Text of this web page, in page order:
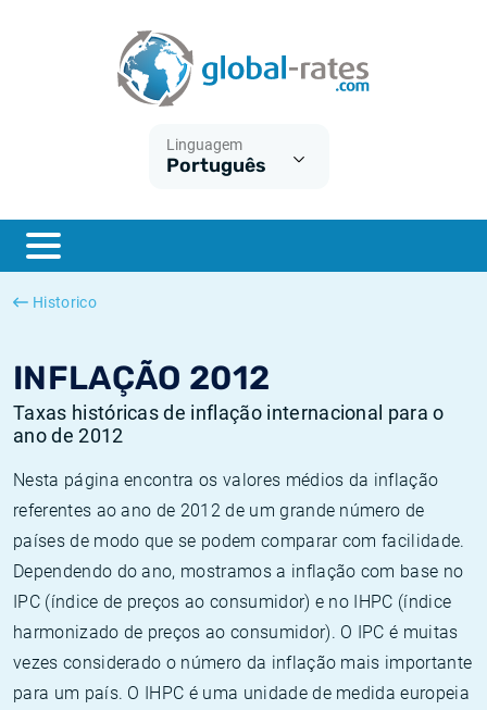
Linguagem
Português
Historico
INFLAÇÃO 2012
Taxas históricas de inflação internacional para o
ano de 2012
Nesta página encontra os valores médios da inflação
referentes ao ano de 2012 de um grande número de
países de modo que se podem comparar com facilidade.
Dependendo do ano, mostramos a inflação com base no
IPC (índice de preços ao consumidor) e no IHPC (índice
harmonizado de preços ao consumidor). O IPC é muitas
vezes considerado o número da inflação mais importante
para um país. O IHPC é uma unidade de medida europeia
ESTER
SONIA
O que é a inflação do IPC?
O que é a inflação do IHPC?
Inflação Estados Unidos
Inflação Europa
Taxas Euribor históricas
Taxas ESTER históricas
Taxas SONIA históricas
Taxas TONAR históricas
Calculadora de inflação